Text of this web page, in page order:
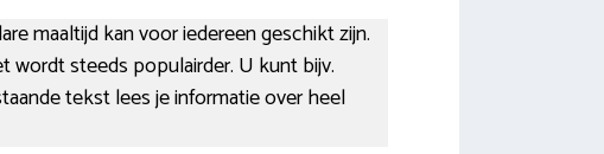
maaltijd kan voor iedereen geschikt zijn.
wordt steeds populairder. U kunt bijv.
tekst lees je informatie over heel